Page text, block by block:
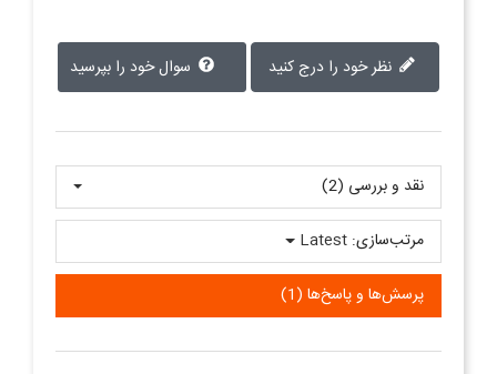
سوال خود را بپرسید
نقد و بررسی‌‌ (2)
پرسش‌ها و پاسخ‌ها (1)
مرتب‌سازی: Latest